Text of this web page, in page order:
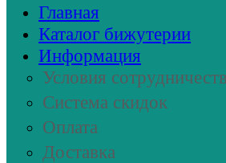
Главная
Каталог бижутерии
Информация
Условия
Система скидок
Оплата
Доставка